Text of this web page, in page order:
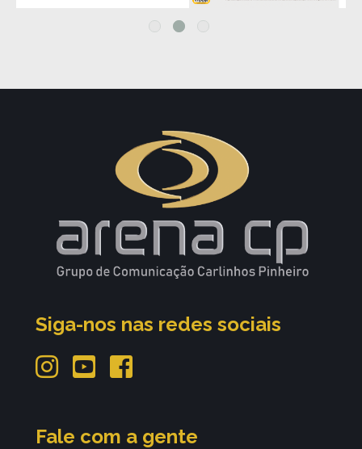
Siga-nos nas redes sociais
Fale com a gente